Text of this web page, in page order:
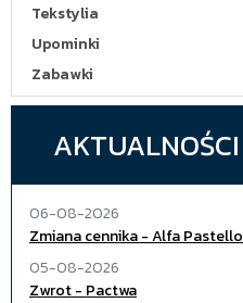
Tekstylia
Upominki
Zabawki
AKTUALNOŚCI
06-08-2026
Zmiana cennika - Alfa Pastello
05-08-2026
Zwrot - Pactwa